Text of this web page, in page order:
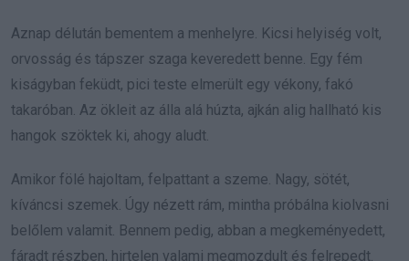
Aznap délután bementem a menhelyre. Kicsi helyiség volt,
orvosság és tápszer szaga keveredett benne. Egy fém
kiságyban feküdt, pici teste elmerült egy vékony, fakó
takaróban. Az ökleit az álla alá húzta, ajkán alig hallható kis
hangok szöktek ki, ahogy aludt.
Amikor fölé hajoltam, felpattant a szeme. Nagy, sötét,
kíváncsi szemek. Úgy nézett rám, mintha próbálna kiolvasni
belőlem valamit. Bennem pedig, abban a megkeményedett,
fáradt részben, hirtelen valami megmozdult és felrepedt.